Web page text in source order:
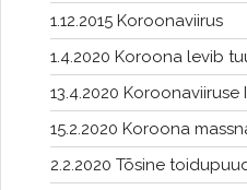
1.12.2015 Koroonaviirus
1.4.2020 Koroona levib
13.4.2020 Koroonaviiruse
15.2.2020 Koroona
2.2.2020 Tõsine